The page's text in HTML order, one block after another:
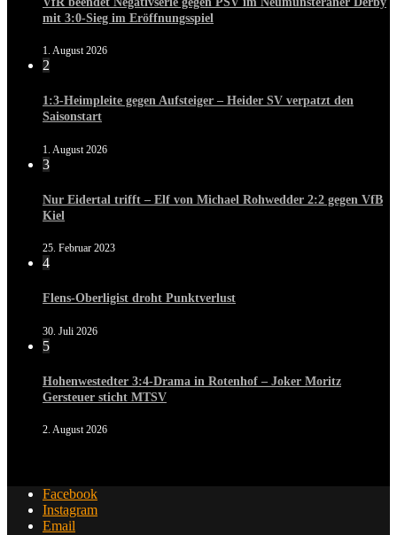
mit 3:0-Sieg im Eröffnungsspiel
1. August 2026
2
1:3-Heimpleite gegen Aufsteiger – Heider SV verpatzt den
Saisonstart
1. August 2026
3
Nur Eidertal trifft – Elf von Michael Rohwedder 2:2 gegen VfB
Kiel
25. Februar 2023
4
Flens-Oberligist droht Punktverlust
30. Juli 2026
5
Hohenwestedter 3:4-Drama in Rotenhof – Joker Moritz
Gersteuer sticht MTSV
2. August 2026
Facebook
Instagram
Email